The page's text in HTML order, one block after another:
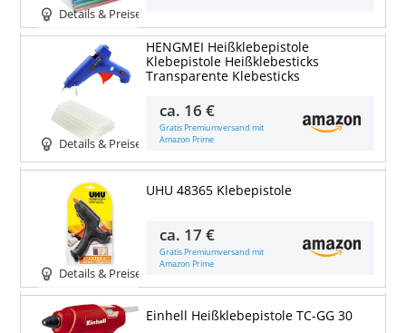
Details & Preise
Details & Preise
HENGMEI Heißklebepistole
Klebepistole Heißklebesticks
Transparente Klebesticks
ca. 16 €
Gratis Premiumversand mit
Amazon Prime
Details & Preise
UHU 48365 Klebepistole
ca. 17 €
Gratis Premiumversand mit
Amazon Prime
Einhell Heißklebepistole TC-GG 30